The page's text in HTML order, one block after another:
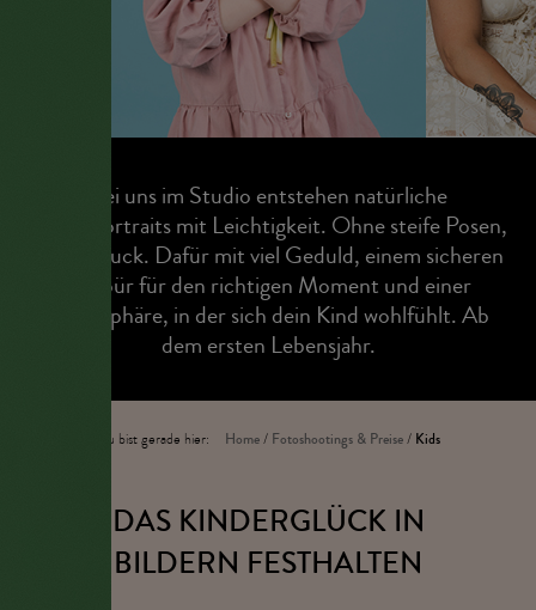
Bei uns im Studio entstehen natürliche
Kinderportraits mit Leichtigkeit. Ohne steife Posen,
ohne Druck. Dafür mit viel Geduld, einem sicheren
Gespür für den richtigen Moment und einer
Atmosphäre, in der sich dein Kind wohlfühlt. Ab
dem ersten Lebensjahr.
Du bist gerade hier: Home / Fotoshootings & Preise / Kids
DAS KINDERGLÜCK IN
BILDERN FESTHALTEN